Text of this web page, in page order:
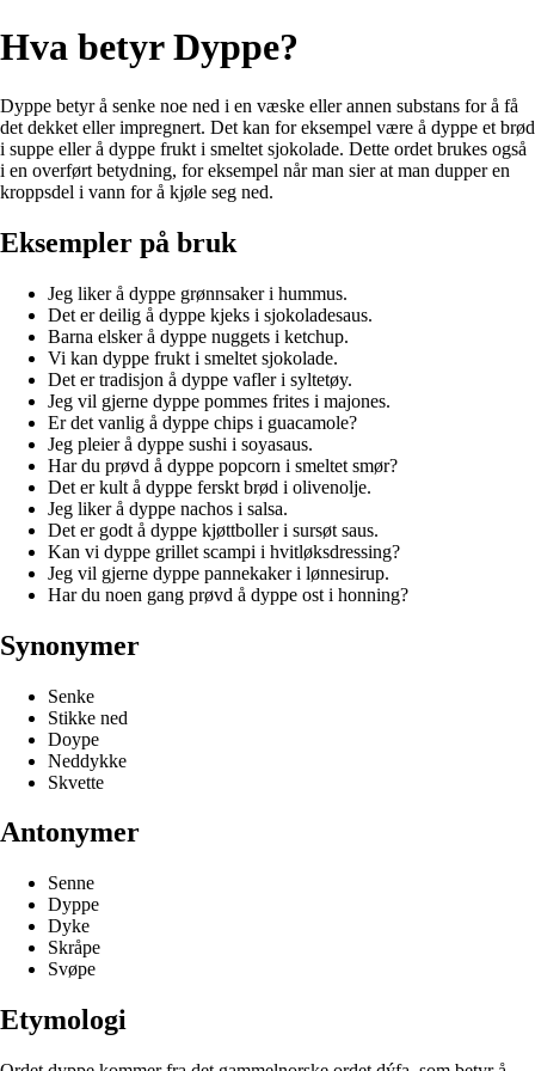
Hva betyr Dyppe?
Dyppe betyr å senke noe ned i en væske eller annen substans for å få
det dekket eller impregnert. Det kan for eksempel være å dyppe et brød
i suppe eller å dyppe frukt i smeltet sjokolade. Dette ordet brukes også
i en overført betydning, for eksempel når man sier at man dupper en
kroppsdel i vann for å kjøle seg ned.
Eksempler på bruk
Jeg liker å dyppe grønnsaker i hummus.
Det er deilig å dyppe kjeks i sjokoladesaus.
Barna elsker å dyppe nuggets i ketchup.
Vi kan dyppe frukt i smeltet sjokolade.
Det er tradisjon å dyppe vafler i syltetøy.
Jeg vil gjerne dyppe pommes frites i majones.
Er det vanlig å dyppe chips i guacamole?
Jeg pleier å dyppe sushi i soyasaus.
Har du prøvd å dyppe popcorn i smeltet smør?
Det er kult å dyppe ferskt brød i olivenolje.
Jeg liker å dyppe nachos i salsa.
Det er godt å dyppe kjøttboller i sursøt saus.
Kan vi dyppe grillet scampi i hvitløksdressing?
Jeg vil gjerne dyppe pannekaker i lønnesirup.
Har du noen gang prøvd å dyppe ost i honning?
Synonymer
Senke
Stikke ned
Doype
Neddykke
Skvette
Antonymer
Senne
Dyppe
Dyke
Skråpe
Svøpe
Etymologi